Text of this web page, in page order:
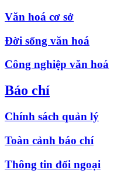
Văn hoá cơ sở
Đời sống văn hoá
Công nghiệp văn hoá
Báo chí
Chính sách quản lý
Toàn cảnh báo chí
Thông tin đối ngoại